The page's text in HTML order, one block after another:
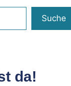
Suche
da!